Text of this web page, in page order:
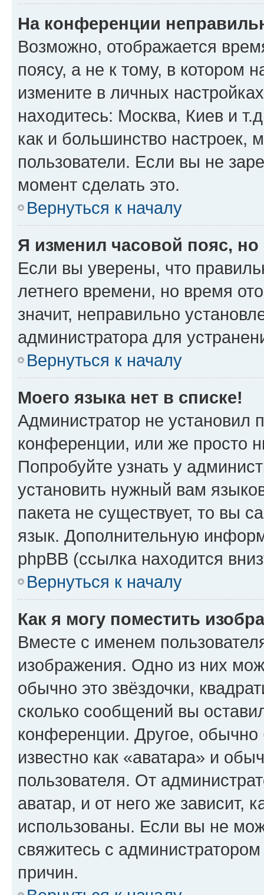
На конференции
Возможно, отображается
поясу, а не к тому, в котором
измените в личных
находитесь: Москва, Киев и
как и большинство настроек,
пользователи. Если вы не
момент сделать это.
Вернуться к началу
Я изменил часовой пояс,
Если вы уверены, что
летнего времени, но время
значит, неправильно
администратора для
Вернуться к началу
Моего языка нет в списке!
Администратор не установил
конференции, или же просто
Попробуйте узнать у
установить нужный вам
пакета не существует, то вы
язык. Дополнительную
phpBB (ссылка находится
Вернуться к началу
Как я могу поместить
Вместе с именем
изображения. Одно из них
обычно это звёздочки,
сколько сообщений вы
конференции. Другое,
известно как «аватара» и
пользователя. От
аватар, и от него же зависит,
использованы. Если вы не
свяжитесь с
причин.